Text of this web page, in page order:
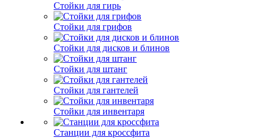
Стойки для гирь
Стойки для грифов
Стойки для дисков и блинов
Стойки для штанг
Стойки для гантелей
Стойки для инвентаря
Станции для кроссфита